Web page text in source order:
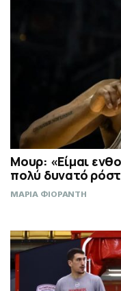
Μουρ: «Είμαι
πολύ δυνατό
ΜΑΡΙΑ ΦΙΟΡΑΝΤΗ